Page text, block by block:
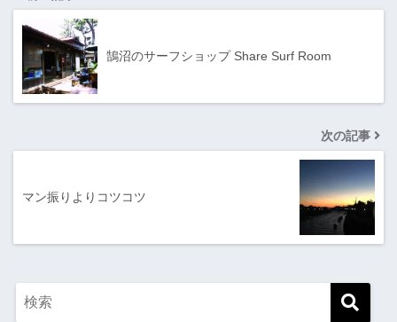
鵠沼のサーフショップ Share Surf Room
次の記事
マン振りよりコツコツ